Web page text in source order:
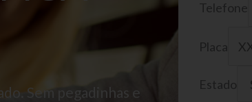
Sem pegadinhas e
Telefone
Placa
Estado